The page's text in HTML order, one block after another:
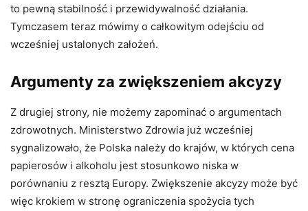
to pewną stabilność i przewidywalność działania.
Tymczasem teraz mówimy o całkowitym odejściu od
wcześniej ustalonych założeń.
Argumenty za zwiększeniem akcyzy
Z drugiej strony, nie możemy zapominać o argumentach
zdrowotnych. Ministerstwo Zdrowia już wcześniej
sygnalizowało, że Polska należy do krajów, w których cena
papierosów i alkoholu jest stosunkowo niska w
porównaniu z resztą Europy. Zwiększenie akcyzy może być
więc krokiem w stronę ograniczenia spożycia tych